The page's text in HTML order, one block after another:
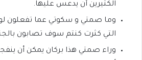
الكثيرين أن يدعس عليها.
وما صمتي و سكوتي عما تفعلون
التي كثرت كنتم سوف تصابون
وراء صمتي هذا بركان يمكن أن